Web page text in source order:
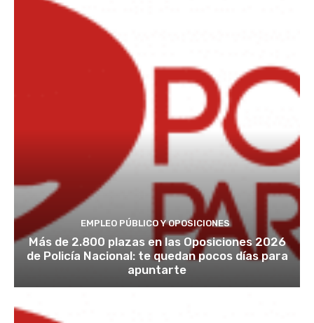
EMPLEO PÚBLICO Y OPOSICIONES
Más de 2.800 plazas en las Oposiciones 2026
de Policía Nacional: te quedan pocos días para
apuntarte